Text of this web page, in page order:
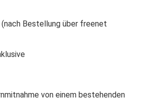
Bestellung über freenet
von einem bestehenden